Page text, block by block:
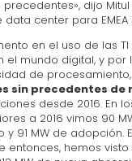
dijo
center para EMEA
en el uso de las TI
el mundo digital, y por
de
sin precedentes de
desde 2016. En
a 2016 vimos 90
y 91 MW de adopción.
entonces, hemos visto